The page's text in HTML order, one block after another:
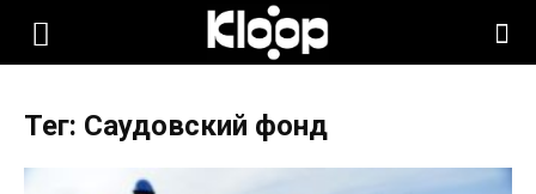
KLOOP.KG
Тег: Саудовский фонд